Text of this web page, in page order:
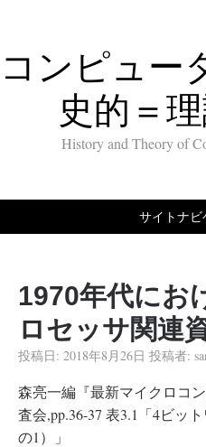
コンピュー
史的＝
History and Theory of
サイトナビ
1970年代にお
ロセッサ関連
投稿日: 2018年8月26日 投稿者:
森亮一編『最新マイクロコ
査会,pp.36-37 表3.1「4ビッ
の1）」